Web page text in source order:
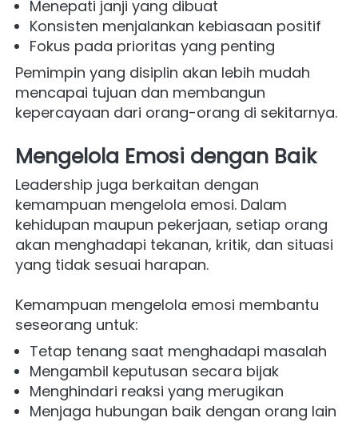
Menepati janji yang dibuat
Konsisten menjalankan kebiasaan positif
Fokus pada prioritas yang penting
Pemimpin yang disiplin akan lebih mudah
mencapai tujuan dan membangun
kepercayaan dari orang-orang di sekitarnya.
Mengelola Emosi dengan Baik
Leadership juga berkaitan dengan
kemampuan mengelola emosi. Dalam
kehidupan maupun pekerjaan, setiap orang
akan menghadapi tekanan, kritik, dan situasi
yang tidak sesuai harapan.
Kemampuan mengelola emosi membantu
seseorang untuk:
Tetap tenang saat menghadapi masalah
Mengambil keputusan secara bijak
Menghindari reaksi yang merugikan
Menjaga hubungan baik dengan orang lain